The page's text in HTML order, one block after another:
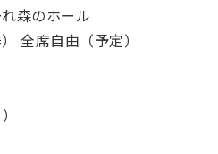
森のホール
全席自由（予定）